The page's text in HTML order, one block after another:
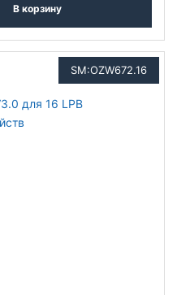
В корзину
SM:OZW672.16